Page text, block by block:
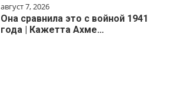
август 7, 2026
Она сравнила это с войной 1941
года | Кажетта Ахме…